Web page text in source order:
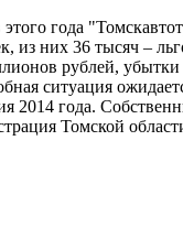
года
из них 36 тысяч –
рублей, убытки
ситуация
2014 года.
Томской